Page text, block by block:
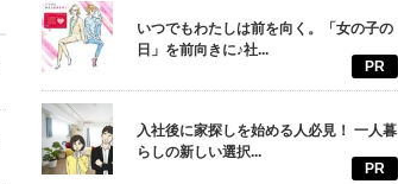
いつでもわたしは前を向く。「女の子の
日」を前向きに♪社...
PR
入社後に家探しを始める人必見！ 一人暮
らしの新しい選択...
PR